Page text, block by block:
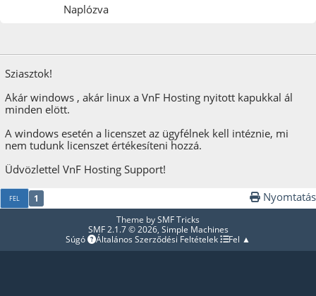
Naplózva
Sziasztok!
Akár windows , akár linux a VnF Hosting nyitott kapukkal ál
minden elött.
A windows esetén a licenszet az ügyfélnek kell intéznie, mi
nem tudunk licenszet értékesíteni hozzá.
Üdvözlettel VnF Hosting Support!
FEL 1 Nyomtatás
Theme bySMF Tricks
SMF 2.1.7 © 2026, Simple Machines
Súgó
Általános Szerződési Feltételek Fel ▲